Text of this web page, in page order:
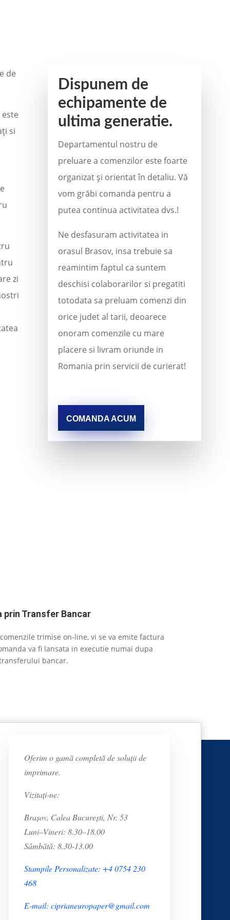
de
si
zi
Dispunem de
echipamente de
ultima generatie.
Departamentul nostru de
preluare a comenzilor este foarte
organizat și orientat în detaliu. Vă
vom grăbi comanda pentru a
putea continua activitatea dvs.!
Ne desfasuram activitatea in
orasul Brasov, insa trebuie sa
reamintim faptul ca suntem
deschisi colaborarilor si pregatiti
totodata sa preluam comenzi din
orice judet al tarii, deoarece
onoram comenzile cu mare
placere si livram oriunde in
Romania prin servicii de curierat!
COMANDA ACUM
prin Transfer Bancar
trimise on-line, vi se va emite factura
va fi lansata in executie numai dupa
bancar.
Oferim o gamă completă de soluții de
imprimare.
Vizitați-ne:
Brașov, Calea București, Nr. 53
Luni–Vineri: 8.30–18.00
Sâmbătă: 8.30-13.00
Stampile Personalizate: +4 0754 230
468
E-mail: ciprianeuropaper@gmail.com